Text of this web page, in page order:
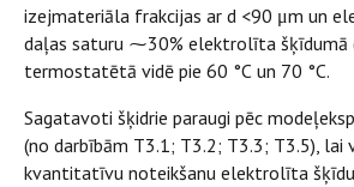
izejmateriāla frakcijas ar d <90 μm un
daļas saturu ⁓30% elektrolīta šķīdumā
termostatētā vidē pie 60 °С un 70 °С.
Sagatavoti šķidrie paraugi pēc
(no darbībām T3.1; T3.2; T3.3; T3.5),
kvantitatīvu noteikšanu elektrolīta